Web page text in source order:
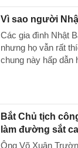
Vì sao người
Các gia đình Nhật
nhưng họ vẫn rất
chung này hấp dẫn
Bắt Chủ tịch
làm đường sắt
Ông Võ Xuân